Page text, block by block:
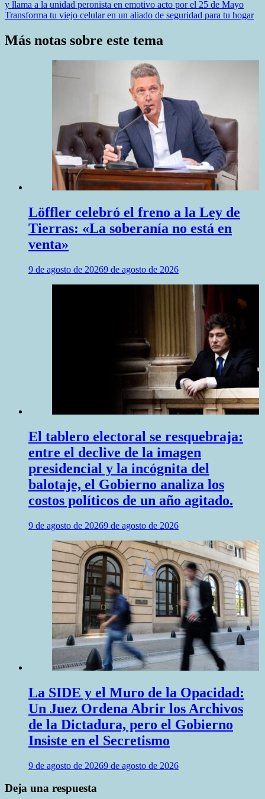
de
y llama a la unidad peronista en emotivo acto por el 25 de Mayo
Transforma tu viejo celular en un aliado de seguridad para tu hogar
Más notas sobre este tema
Löffler celebró el freno a la Ley de
Tierras: «La soberanía no está en
venta»
9 de agosto de 20269 de agosto de 2026
El tablero electoral se resquebraja:
entre el declive de la imagen
presidencial y la incógnita del
balotaje, el Gobierno analiza los
costos políticos de un año agitado.
9 de agosto de 20269 de agosto de 2026
La SIDE y el Muro de la Opacidad:
Un Juez Ordena Abrir los Archivos
de la Dictadura, pero el Gobierno
Insiste en el Secretismo
9 de agosto de 20269 de agosto de 2026
Deja una respuesta